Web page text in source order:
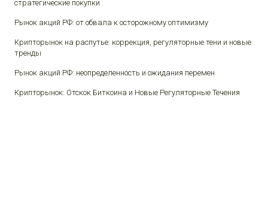
стратегические покупки
Рынок акций РФ: от обвала к осторожному оптимизму
Крипторынок на распутье: коррекция, регуляторные тени и новые
тренды
Рынок акций РФ: неопределенность и ожидания перемен
Крипторынок: Отскок Биткоина и Новые Регуляторные Течения